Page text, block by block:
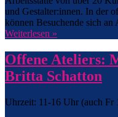
und Gestalter:innen. In der
können Besuchende sich an
Weiterlesen »
Offene Ateliers:
Britta Schatton
Uhrzeit: 11-16 Uhr (auch